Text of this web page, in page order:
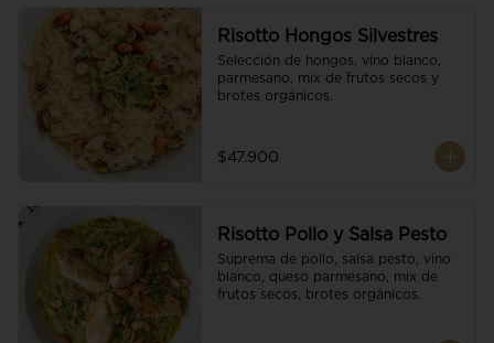
Risotto Hongos Silvestres
Selección de hongos, vino blanco,
parmesano, mix de frutos secos y
brotes orgánicos.
$47.900
Risotto Pollo y Salsa Pesto
Suprema de pollo, salsa pesto, vino
blanco, queso parmesano, mix de
frutos secos, brotes orgánicos.